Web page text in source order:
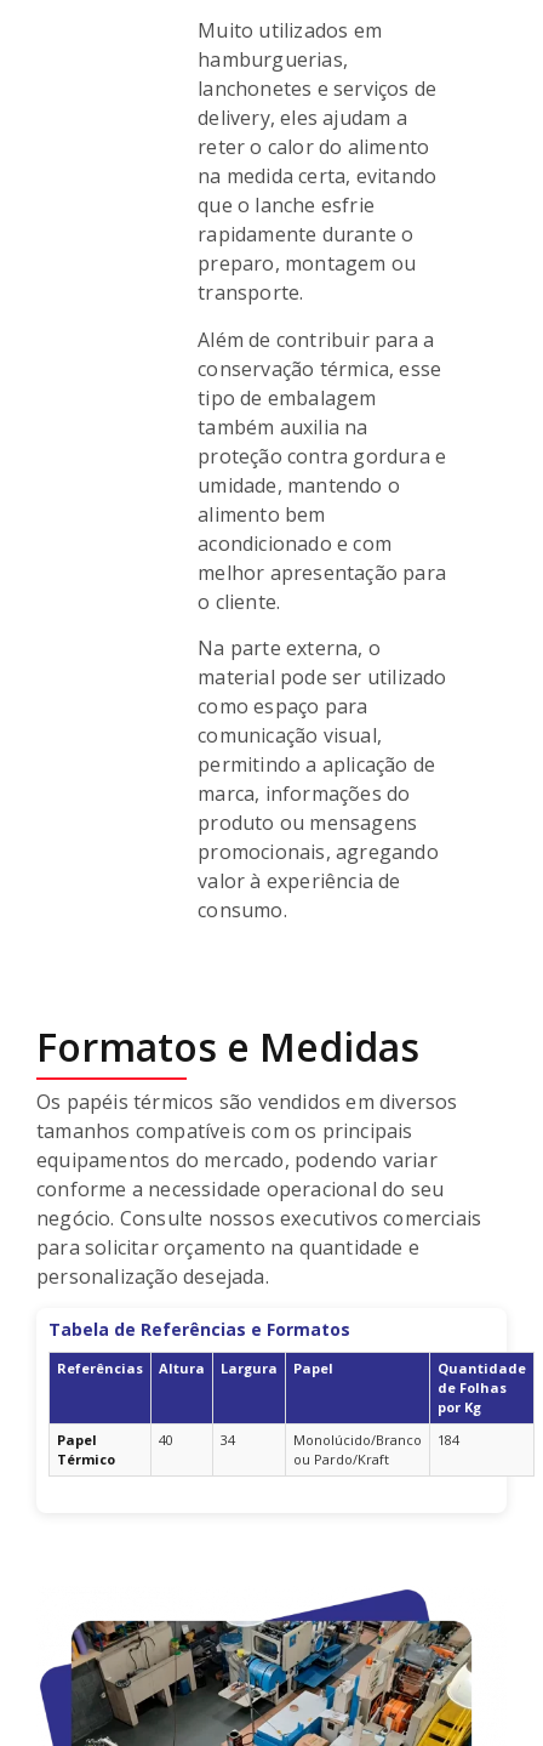
Muito utilizados em
hamburguerias,
lanchonetes e serviços de
delivery, eles ajudam a
reter o calor do alimento
na medida certa, evitando
que o lanche esfrie
rapidamente durante o
preparo, montagem ou
transporte.
Além de contribuir para a
conservação térmica, esse
tipo de embalagem
também auxilia na
proteção contra gordura e
umidade, mantendo o
alimento bem
acondicionado e com
melhor apresentação para
o cliente.
Na parte externa, o
material pode ser utilizado
como espaço para
comunicação visual,
permitindo a aplicação de
marca, informações do
produto ou mensagens
promocionais, agregando
valor à experiência de
consumo.
Formatos e Medidas
Os papéis térmicos são vendidos em diversos
tamanhos compatíveis com os principais
equipamentos do mercado, podendo variar
conforme a necessidade operacional do seu
negócio. Consulte nossos executivos comerciais
para solicitar orçamento na quantidade e
personalização desejada.
Tabela de Referências e Formatos
Referências Altura Largura Papel
Quantidade
de Folhas
por Kg
Papel
Térmico
40 34
Monolúcido/Branco
ou Pardo/Kraft
184